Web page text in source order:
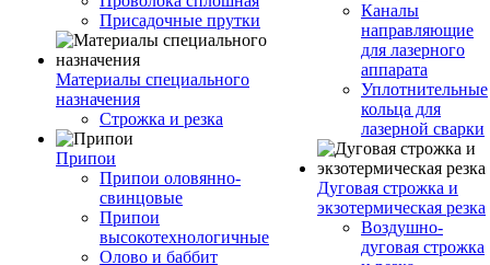
Присадочные прутки
Материалы специального
назначения
Строжка и резка
Припои
Припои оловянно-
свинцовые
Припои
высокотехнологичные
Олово и баббит
Каналы
направляющие
для лазерного
аппарата
Уплотнительные
кольца для
лазерной сварки
Дуговая строжка и
экзотермическая резка
Воздушно-
дуговая строжка